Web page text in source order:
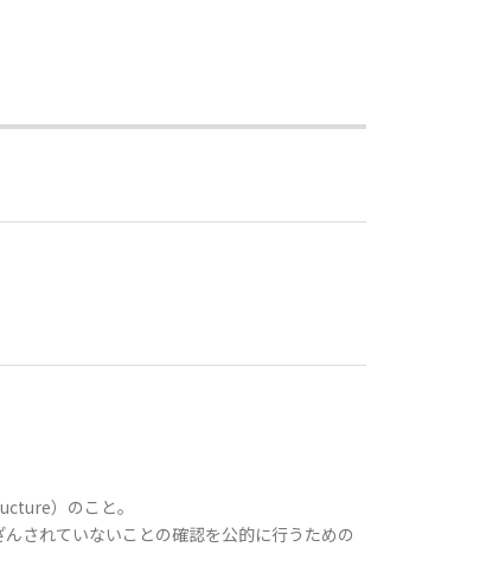
）のこと。
されていないことの確認を公的に行うための